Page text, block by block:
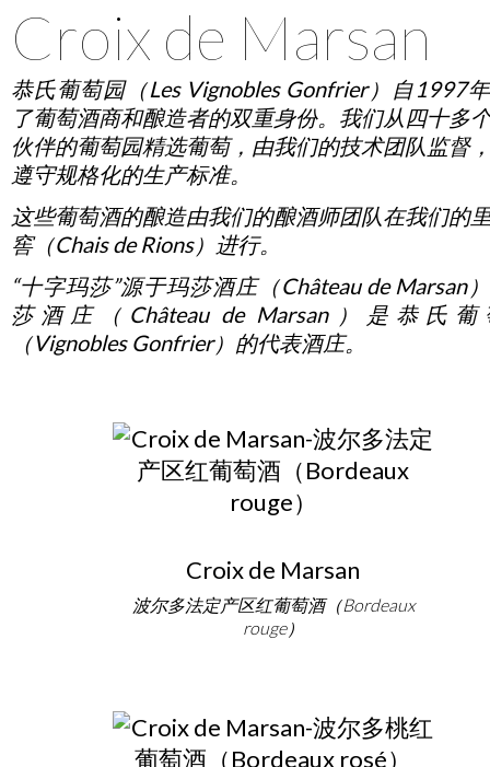
Croix de Marsan
恭氏葡萄园（Les Vignobles Gonfrier）自1997
了葡萄酒商和酿造者的双重身份。我们从四十多
伙伴的葡萄园精选葡萄，由我们的技术团队监督
遵守规格化的生产标准。
这些葡萄酒的酿造由我们的酿酒师团队在我们的
窖（Chais de Rions）进行。
“十字玛莎”源于玛莎酒庄（Château de Marsan
莎酒庄（ Château de Marsan）是 恭氏葡
（Vignobles Gonfrier）的代表酒庄。
Croix de Marsan
波尔多法定产区红葡萄酒（Bordeaux
rouge）